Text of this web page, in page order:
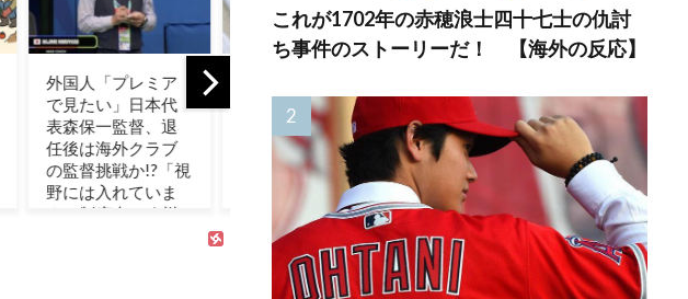
海外「日本の人
は、アメリカの揚
げ寿司についてど
う思ってるの？」
（海外の反応）
がBlackpinkのイベ
ントに激怒して芸
能事務所のガラス
ドアを叩き割る
【海外の反応】
ド戦争。スペイン
にやってきた大量
不法移民の中にモ
ロッコの諜報員が
混ざっていたこと
が発覚」
気だ
第7話
これが1702年の赤穂浪士四十七士の仇討
ち事件のストーリーだ！ 【海外の反応】